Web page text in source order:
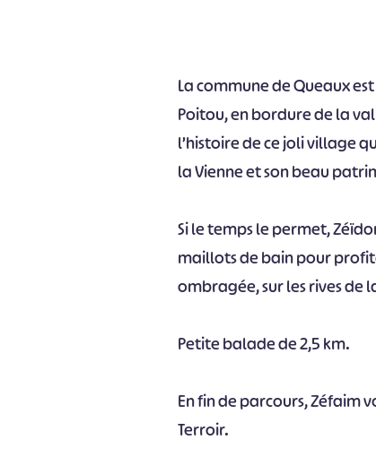
La commune de Queaux
Poitou, en bordure de la
l’histoire de ce joli village
la Vienne et son beau
Si le temps le permet,
maillots de bain pour
ombragée, sur les rives de
Petite balade de 2,5 km.
En fin de parcours, Zéfaim
Terroir.